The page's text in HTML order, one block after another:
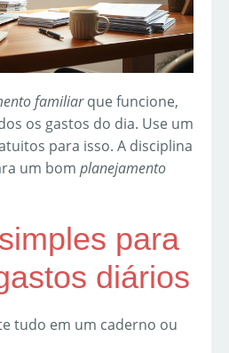
familiarque funcione,
os gastos do dia. Use um
para isso. A disciplina
um bom planejamento
para
diários
tudo em um caderno ou